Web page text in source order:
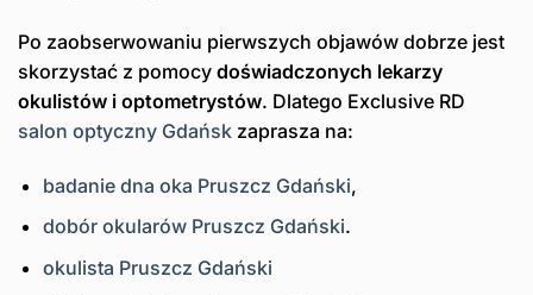
Po zaobserwowaniu pierwszych objawów dobrze jest
skorzystać z pomocy doświadczonych lekarzy
okulistów i optometrystów. Dlatego Exclusive RD
salon optyczny Gdańsk zaprasza na:
badanie dna oka Pruszcz Gdański,
dobór okularów Pruszcz Gdański.
okulista Pruszcz Gdański